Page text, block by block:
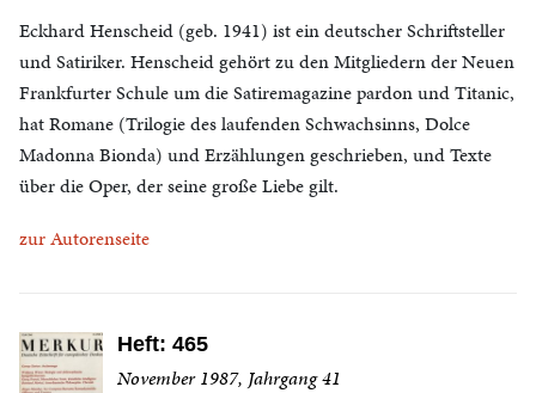
Eckhard Henscheid (geb. 1941) ist ein deutscher Schriftsteller
und Satiriker. Henscheid gehört zu den Mitgliedern der Neuen
Frankfurter Schule um die Satiremagazine pardon und Titanic,
hat Romane (Trilogie des laufenden Schwachsinns, Dolce
Madonna Bionda) und Erzählungen geschrieben, und Texte
über die Oper, der seine große Liebe gilt.
zur Autorenseite
Heft: 465
November 1987, Jahrgang 41